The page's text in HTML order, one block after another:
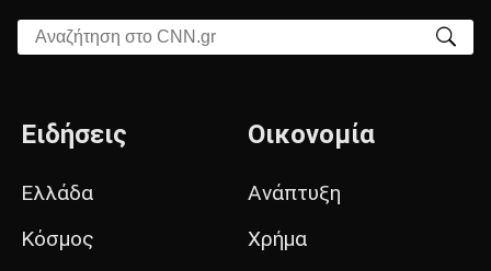
Αναζήτηση στο CNN.gr
Ειδήσεις
Ελλάδα
Κόσμος
Οικονομία
Ανάπτυξη
Χρήμα